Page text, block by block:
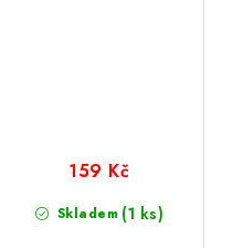
Skladem (1 ks)
159 Kč